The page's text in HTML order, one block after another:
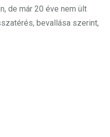
de már 20 éve nem ült
bevallása szerint,